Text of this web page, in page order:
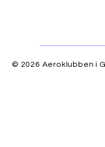
© 2026 Aeroklubben i